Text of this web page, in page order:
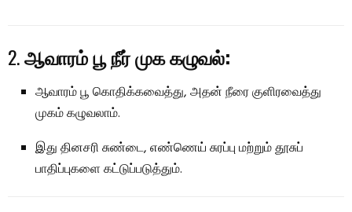
2.ஆவாரம் பூ நீர் முக கழுவல்:
ஆவாரம் பூ கொதிக்கவைத்து, அதன் நீரை குளிரவைத்து
முகம் கழுவலாம்.
இது தினசரி சுண்டை, எண்ணெய் சுரப்பு மற்றும் தூசுப்
பாதிப்புகளை கட்டுப்படுத்தும்.